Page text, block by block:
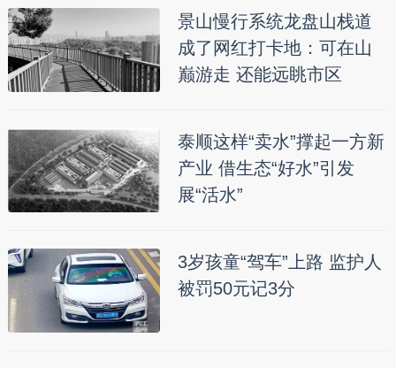
景山慢行系统龙盘山栈道
成了网红打卡地：可在山
巅游走 还能远眺市区
泰顺这样“卖水”撑起一方新
产业 借生态“好水”引发
展“活水”
3岁孩童“驾车”上路 监护人
被罚50元记3分